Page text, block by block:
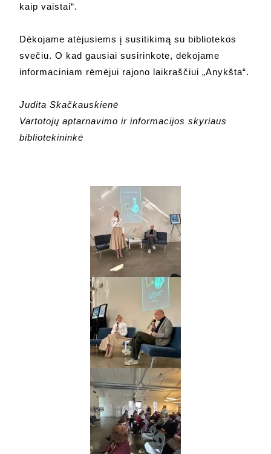
kaip vaistai“.
Dėkojame atėjusiems į susitikimą su bibliotekos
svečiu. O kad gausiai susirinkote, dėkojame
informaciniam rėmėjui rajono laikraščiui „Anykšta“.
Judita Skačkauskienė
Vartotojų aptarnavimo ir informacijos skyriaus
bibliotekininkė